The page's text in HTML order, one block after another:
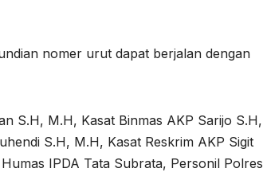
nomer urut dapat berjalan dengan
S.H, M.H, Kasat Binmas AKP Sarijo S.H,
S.H, M.H, Kasat Reskrim AKP Sigit
IPDA Tata Subrata, Personil Polres